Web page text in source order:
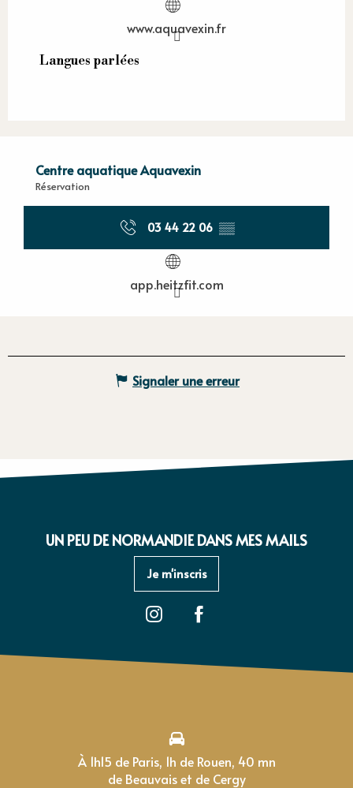
www.aquavexin.fr
Langues parlées
Langues parlées
Centre aquatique Aquavexin
Réservation
03 44 22 06 ▒▒
app.heitzfit.com
Signaler une erreur
UN PEU DE NORMANDIE DANS MES MAILS
Je m'inscris
À 1h15 de Paris, 1h de Rouen, 40 mn
de Beauvais et de Cergy